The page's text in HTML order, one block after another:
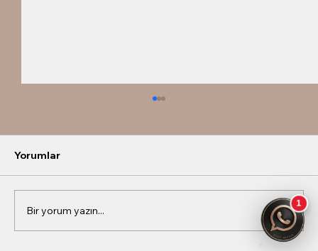
Yorumlar
Bir yorum yazın...